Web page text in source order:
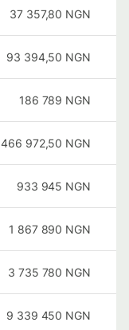
37 357,80 NGN
93 394,50 NGN
186 789 NGN
466 972,50 NGN
933 945 NGN
1 867 890 NGN
3 735 780 NGN
9 339 450 NGN